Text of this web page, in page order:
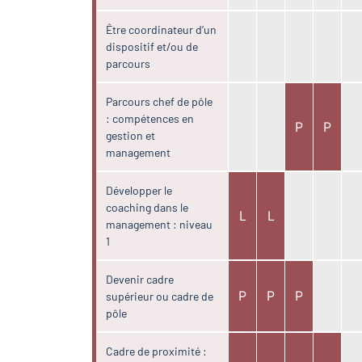
Être coordinateur d’un
dispositif et/ou de
parcours
Parcours chef de pôle
: compétences en
gestion et
management
P P
Développer le
coaching dans le
management : niveau
1
L L
Devenir cadre
supérieur ou cadre de
pôle
P P P
Cadre de proximité :